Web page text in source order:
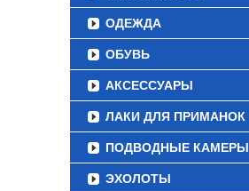
ОДЕЖДА
ОБУВЬ
АКСЕССУАРЫ
ЛАКИ ДЛЯ ПРИМАНОК
ПОДВОДНЫЕ КАМЕРЫ
ЭХОЛОТЫ